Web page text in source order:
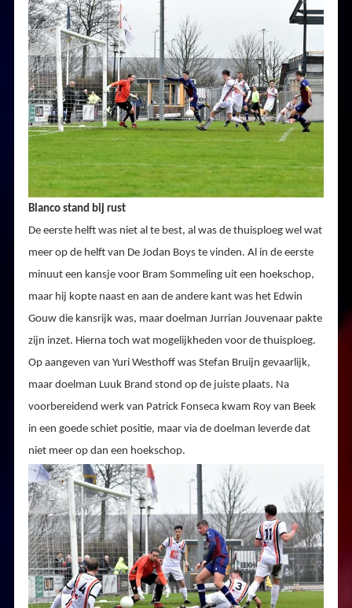
Blanco stand bij rust
De eerste helft was niet al te best, al was de thuisploeg wel wat
meer op de helft van De Jodan Boys te vinden. Al in de eerste
minuut een kansje voor Bram Sommeling uit een hoekschop,
maar hij kopte naast en aan de andere kant was het Edwin
Gouw die kansrijk was, maar doelman Jurrian Jouvenaar pakte
zijn inzet. Hierna toch wat mogelijkheden voor de thuisploeg.
Op aangeven van Yuri Westhoff was Stefan Bruijn gevaarlijk,
maar doelman Luuk Brand stond op de juiste plaats. Na
voorbereidend werk van Patrick Fonseca kwam Roy van Beek
in een goede schiet positie, maar via de doelman leverde dat
niet meer op dan een hoekschop.